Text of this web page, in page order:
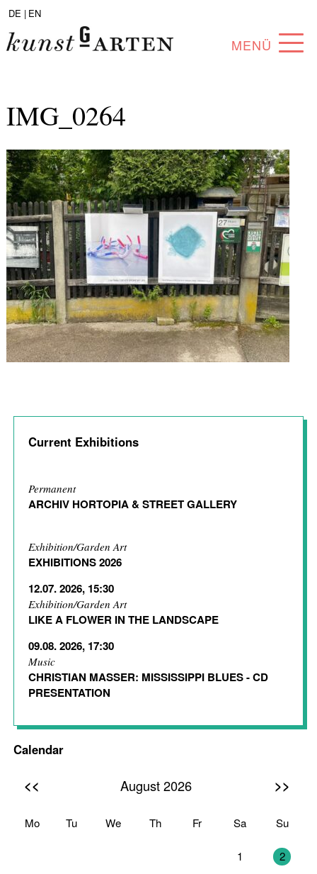
DE | EN
MENÜ
COLLECTION
ARTISTS
PARTNERS
ANGEBOTE
IMG_0264
Current Exhibitions
Permanent
ARCHIV HORTOPIA & STREET GALLERY
Exhibition/Garden Art
EXHIBITIONS 2026
12.07. 2026, 15:30
Exhibition/Garden Art
LIKE A FLOWER IN THE LANDSCAPE
09.08. 2026, 17:30
Music
CHRISTIAN MASSER: MISSISSIPPI BLUES - CD
PRESENTATION
Calendar
<< August 2026 >>
Mo Tu We Th Fr Sa Su
1 2